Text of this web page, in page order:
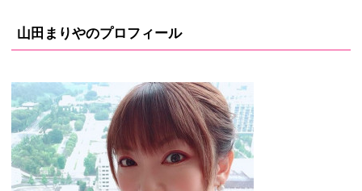
山田まりやのプロフィール